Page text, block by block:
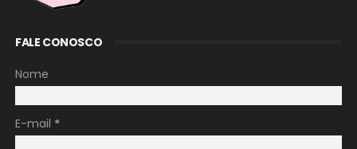
FALE CONOSCO
Nome
E-mail *